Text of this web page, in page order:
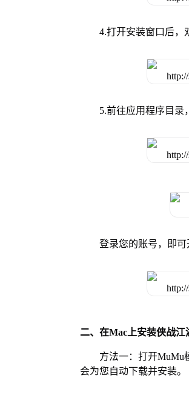
4.打开安装窗口后，
5.前往应用程序目录
登录您的账号，即可
二、在Mac上安装侠战江
方法一：打开MuMu
会为您自动下载并安装。